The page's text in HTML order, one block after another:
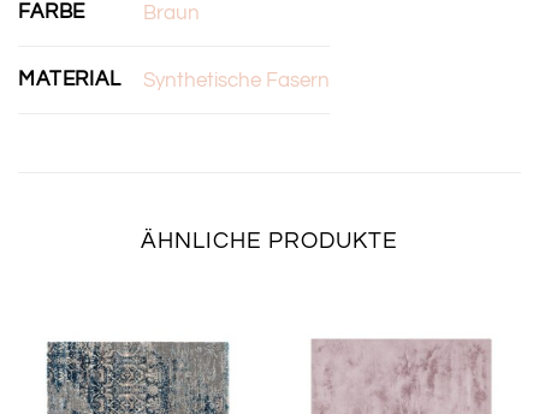
FARBE Braun
MATERIAL Synthetische Fasern
ÄHNLICHE PRODUKTE